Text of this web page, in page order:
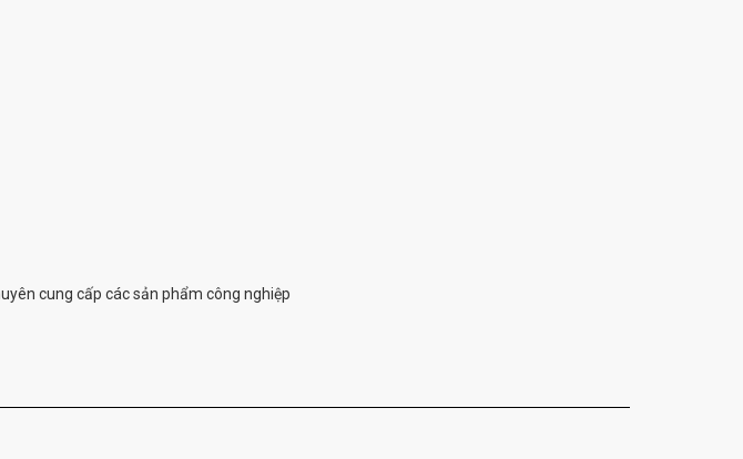
cung cấp các sản phẩm công nghiệp